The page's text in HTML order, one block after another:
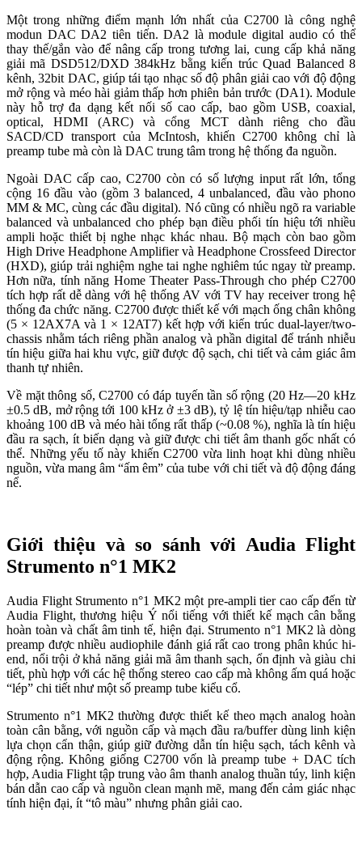
Một trong những điểm mạnh lớn nhất của C2700 là công nghệ
modun DAC DA2 tiên tiến. DA2 là module digital audio có thể
thay thế/gắn vào để nâng cấp trong tương lai, cung cấp khả năng
giải mã DSD512/DXD 384kHz bằng kiến trúc Quad Balanced 8
kênh, 32bit DAC, giúp tái tạo nhạc số độ phân giải cao với độ động
mở rộng và méo hài giảm thấp hơn phiên bản trước (DA1). Module
này hỗ trợ đa dạng kết nối số cao cấp, bao gồm USB, coaxial,
optical, HDMI (ARC) và cổng MCT dành riêng cho đầu
SACD/CD transport của McIntosh, khiến C2700 không chỉ là
preamp tube mà còn là DAC trung tâm trong hệ thống đa nguồn.
Ngoài DAC cấp cao, C2700 còn có số lượng input rất lớn, tổng
cộng 16 đầu vào (gồm 3 balanced, 4 unbalanced, đầu vào phono
MM & MC, cùng các đầu digital). Nó cũng có nhiều ngõ ra variable
balanced và unbalanced cho phép bạn điều phối tín hiệu tới nhiều
ampli hoặc thiết bị nghe nhạc khác nhau. Bộ mạch còn bao gồm
High Drive Headphone Amplifier và Headphone Crossfeed Director
(HXD), giúp trải nghiệm nghe tai nghe nghiêm túc ngay từ preamp.
Hơn nữa, tính năng Home Theater Pass-Through cho phép C2700
tích hợp rất dễ dàng với hệ thống AV với TV hay receiver trong hệ
thống đa chức năng. C2700 được thiết kế với mạch ống chân không
(5 × 12AX7A và 1 × 12AT7) kết hợp với kiến trúc dual-layer/two-
chassis nhằm tách riêng phần analog và phần digital để tránh nhiễu
tín hiệu giữa hai khu vực, giữ được độ sạch, chi tiết và cảm giác âm
thanh tự nhiên.
Về mặt thông số, C2700 có đáp tuyến tần số rộng (20 Hz—20 kHz
±0.5 dB, mở rộng tới 100 kHz ở ±3 dB), tỷ lệ tín hiệu/tạp nhiễu cao
khoảng 100 dB và méo hài tổng rất thấp (~0.08 %), nghĩa là tín hiệu
đầu ra sạch, ít biến dạng và giữ được chi tiết âm thanh gốc nhất có
thể. Những yếu tố này khiến C2700 vừa linh hoạt khi dùng nhiều
nguồn, vừa mang âm “ấm êm” của tube với chi tiết và độ động đáng
nể.
Giới thiệu và so sánh với Audia Flight
Strumento n°1 MK2
Audia Flight Strumento n°1 MK2 một pre-ampli tier cao cấp đến từ
Audia Flight, thương hiệu Ý nổi tiếng với thiết kế mạch cân bằng
hoàn toàn và chất âm tinh tế, hiện đại. Strumento n°1 MK2 là dòng
preamp được nhiều audiophile đánh giá rất cao trong phân khúc hi-
end, nổi trội ở khả năng giải mã âm thanh sạch, ổn định và giàu chi
tiết, phù hợp với các hệ thống stereo cao cấp mà không ấm quá hoặc
“lép” chi tiết như một số preamp tube kiểu cổ.
Strumento n°1 MK2 thường được thiết kế theo mạch analog hoàn
toàn cân bằng, với nguồn cấp và mạch đầu ra/buffer dùng linh kiện
lựa chọn cẩn thận, giúp giữ đường dẫn tín hiệu sạch, tách kênh và
động rộng. Không giống C2700 vốn là preamp tube + DAC tích
hợp, Audia Flight tập trung vào âm thanh analog thuần túy, linh kiện
bán dẫn cao cấp và nguồn clean mạnh mẽ, mang đến cảm giác nhạc
tính hiện đại, ít “tô màu” nhưng phân giải cao.